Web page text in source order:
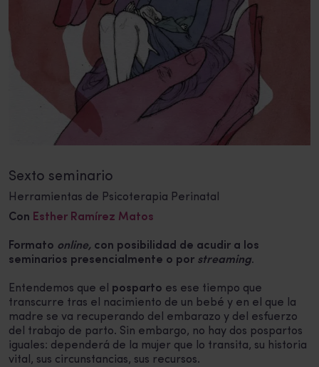
Sexto seminario
Herramientas de Psicoterapia Perinatal
Con Esther Ramírez Matos
Formato online, con posibilidad de acudir a los
seminarios presencialmente o por streaming.
Entendemos que el posparto es ese tiempo que
transcurre tras el nacimiento de un bebé y en el que la
madre se va recuperando del embarazo y del esfuerzo
del trabajo de parto. Sin embargo, no hay dos pospartos
iguales: dependerá de la mujer que lo transita, su historia
vital, sus circunstancias, sus recursos.